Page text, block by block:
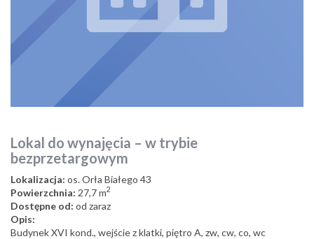
Lokal do wynajęcia – w trybie
bezprzetargowym
Lokalizacja: os. Orła Białego 43
Powierzchnia: 27,7 m2
Dostępne od: od zaraz
Opis:
Budynek XVI kond., wejście z klatki, piętro A, zw, cw, co, wc